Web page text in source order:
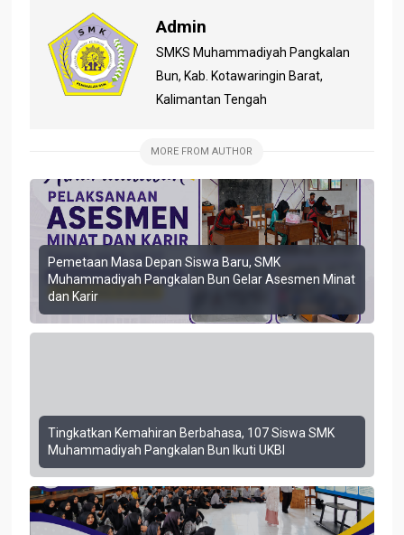
Admin
SMKS Muhammadiyah Pangkalan
Bun, Kab. Kotawaringin Barat,
Kalimantan Tengah
MORE FROM AUTHOR
Pemetaan Masa Depan Siswa Baru, SMK
Muhammadiyah Pangkalan Bun Gelar Asesmen Minat
dan Karir
Tingkatkan Kemahiran Berbahasa, 107 Siswa SMK
Muhammadiyah Pangkalan Bun Ikuti UKBI